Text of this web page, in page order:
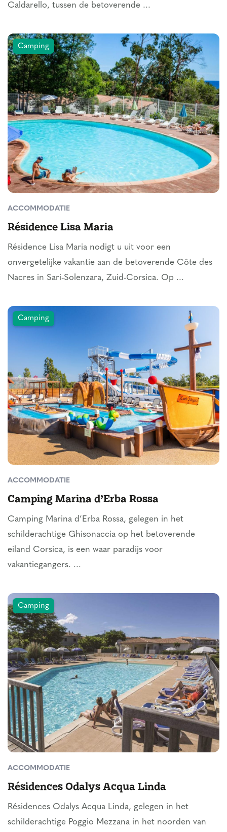
Caldarello, tussen de betoverende ...
Camping
ACCOMMODATIE
Résidence Lisa Maria
Résidence Lisa Maria nodigt u uit voor een
onvergetelijke vakantie aan de betoverende Côte des
Nacres in Sari-Solenzara, Zuid-Corsica. Op ...
Camping
ACCOMMODATIE
Camping Marina d’Erba Rossa
Camping Marina d’Erba Rossa, gelegen in het
schilderachtige Ghisonaccia op het betoverende
eiland Corsica, is een waar paradijs voor
vakantiegangers. ...
Camping
ACCOMMODATIE
Résidences Odalys Acqua Linda
Résidences Odalys Acqua Linda, gelegen in het
schilderachtige Poggio Mezzana in het noorden van